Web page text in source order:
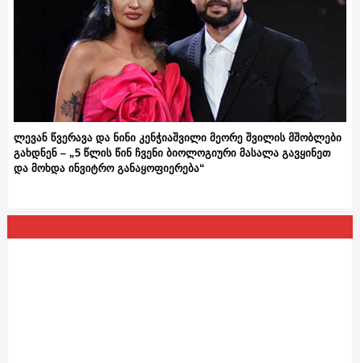
ლევან წვერავა და ნინი კენჭიაშვილი მეორე შვილის მშობლები
გახდნენ – „5 წლის წინ ჩვენი ბიოლოგიური მასალა გავყინეთ
და მოხდა ინვიტრო განაყოფიერება“